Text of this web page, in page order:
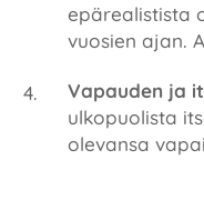
epärealistista
vuosien ajan.
Vapauden ja
ulkopuolista
olevansa